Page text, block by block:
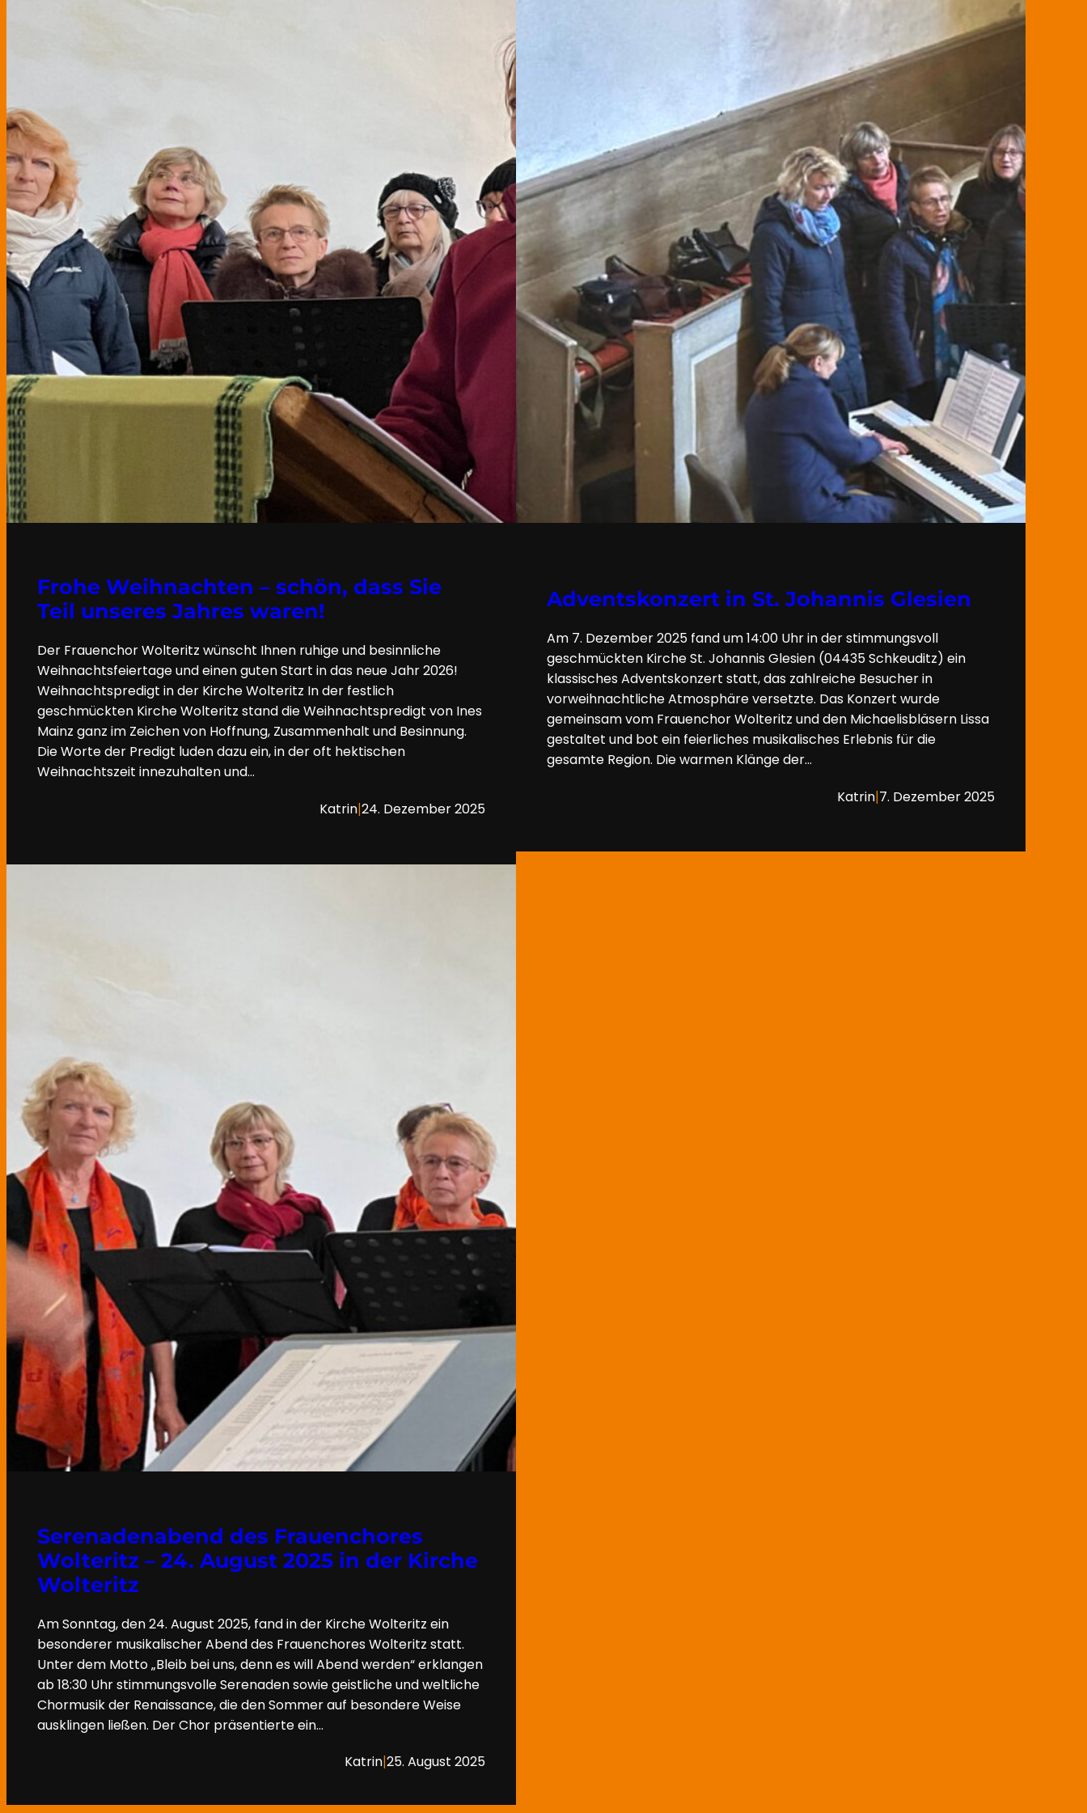
Frohe Weihnachten – schön, dass Sie
Teil unseres Jahres waren!
Der Frauenchor Wolteritz wünscht Ihnen ruhige und besinnliche
Weihnachtsfeiertage und einen guten Start in das neue Jahr 2026!
Weihnachtspredigt in der Kirche Wolteritz In der festlich
geschmückten Kirche Wolteritz stand die Weihnachtspredigt von Ines
Mainz ganz im Zeichen von Hoffnung, Zusammenhalt und Besinnung.
Die Worte der Predigt luden dazu ein, in der oft hektischen
Weihnachtszeit innezuhalten und…
Katrin|24. Dezember 2025
Adventskonzert in St. Johannis Glesien
Am 7. Dezember 2025 fand um 14:00 Uhr in der stimmungsvoll
geschmückten Kirche St. Johannis Glesien (04435 Schkeuditz) ein
klassisches Adventskonzert statt, das zahlreiche Besucher in
vorweihnachtliche Atmosphäre versetzte. Das Konzert wurde
gemeinsam vom Frauenchor Wolteritz und den Michaelisbläsern Lissa
gestaltet und bot ein feierliches musikalisches Erlebnis für die
gesamte Region. Die warmen Klänge der…
Katrin|7. Dezember 2025
Serenadenabend des Frauenchores
Wolteritz – 24. August 2025 in der Kirche
Wolteritz
Am Sonntag, den 24. August 2025, fand in der Kirche Wolteritz ein
besonderer musikalischer Abend des Frauenchores Wolteritz statt.
Unter dem Motto „Bleib bei uns, denn es will Abend werden“ erklangen
ab 18:30 Uhr stimmungsvolle Serenaden sowie geistliche und weltliche
Chormusik der Renaissance, die den Sommer auf besondere Weise
ausklingen ließen. Der Chor präsentierte ein…
Katrin|25. August 2025